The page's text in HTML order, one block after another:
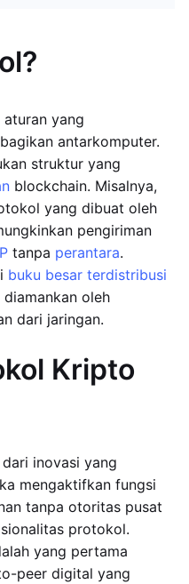
yang
antarkomputer.
struktur yang
blockchain. Misalnya,
yang dibuat oleh
pengiriman
tanpa perantara.
buku besar terdistribusi
oleh
dari jaringan.
Kripto
inovasi yang
mengaktifkan fungsi
tanpa otoritas pusat
protokol.
yang pertama
peer digital yang